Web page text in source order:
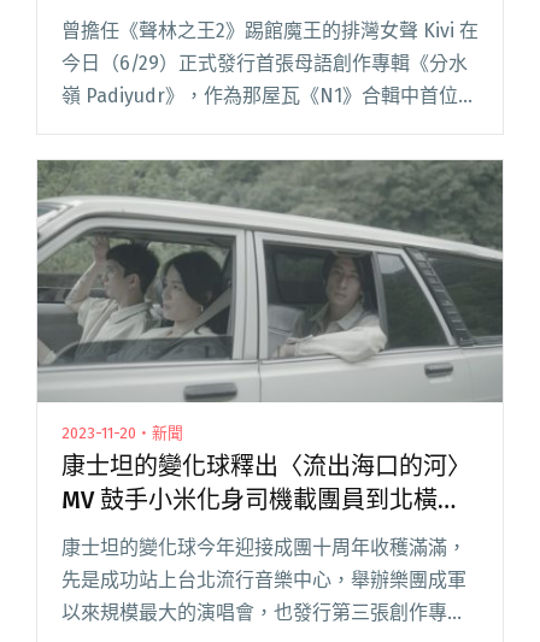
作
曾擔任《聲林之王2》踢館魔王的排灣女聲 Kivi 在
今日（6/29）正式發行首張母語創作專輯《分水
嶺 Padiyudr》，作為那屋瓦《N1》合輯中首位發
行個人專輯的「畢業生」，Kivi 專輯陣容堅強，
不僅由黃少雍、阿爆（阿仍仍）共同製作，更閱
讀全文 "今年最不容錯過的排灣女聲！Kivi《分水
嶺Padiyudr》由阿爆、黃少雍鼎力製作"
2023-11-20・新聞
康士坦的變化球釋出〈流出海口的河〉
MV 鼓手小米化身司機載團員到北橫
「跑山」
康士坦的變化球今年迎接成團十周年收穫滿滿，
先是成功站上台北流行音樂中心，舉辦樂團成軍
以來規模最大的演唱會，也發行第三張創作專輯